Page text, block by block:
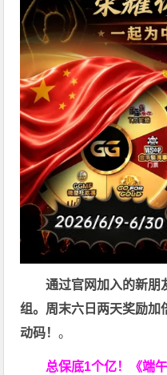
通过官网加入的新朋
组。周末六日两天奖励加
动码！。
总保底1个亿！ 《端